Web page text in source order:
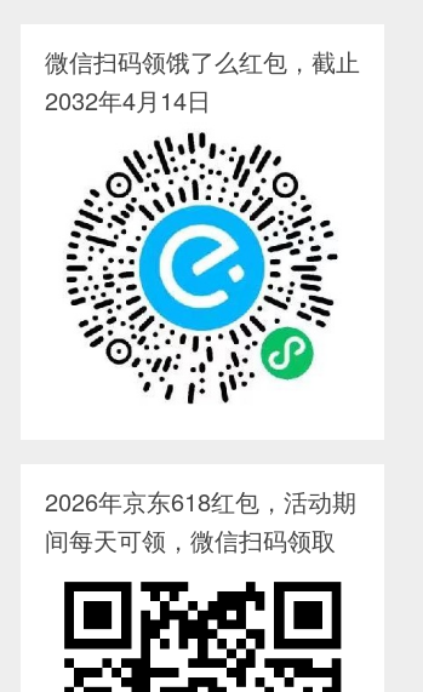
微信扫码领饿了么红包，截止
2032年4月14日
2026年京东618红包，活动期
间每天可领，微信扫码领取